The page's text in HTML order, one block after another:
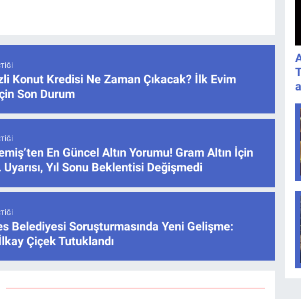
Konut Kredisi Ne Zaman Çıkacak? İlk Evim
Son Durum
En Güncel Altın Yorumu! Gram Altın İçin
Yıl Sonu Beklentisi Değişmedi
Belediyesi Soruşturmasında Yeni Gelişme:
Çiçek Tutuklandı